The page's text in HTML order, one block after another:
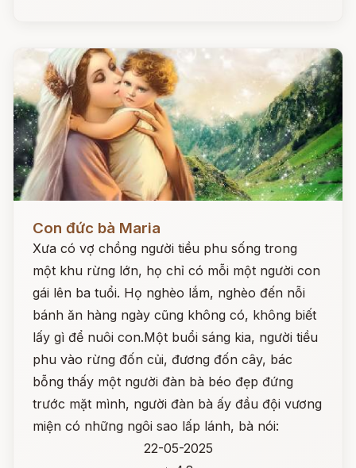
Con đức bà Maria
Xưa có vợ chồng người tiều phu sống trong
một khu rừng lớn, họ chỉ có mỗi một người con
gái lên ba tuổi. Họ nghèo lắm, nghèo đến nỗi
bánh ăn hàng ngày cũng không có, không biết
lấy gì để nuôi con.Một buổi sáng kia, người tiều
phu vào rừng đốn củi, đương đốn cây, bác
bỗng thấy một người đàn bà béo đẹp đứng
trước mặt mình, người đàn bà ấy đầu đội vương
miện có những ngôi sao lấp lánh, bà nói:
22-05-2025